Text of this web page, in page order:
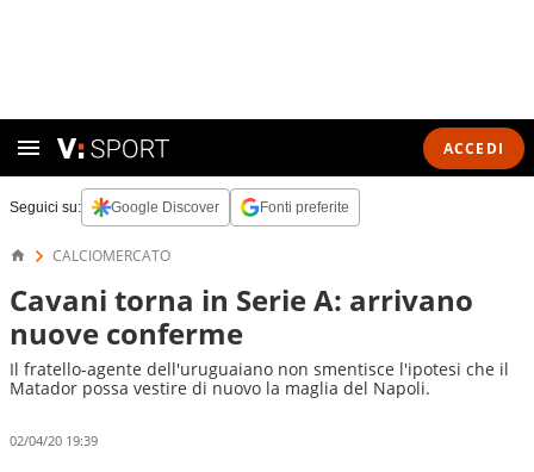
ACCEDI
Seguici su: Google Discover Fonti preferite
CALCIOMERCATO
Cavani torna in Serie A: arrivano
nuove conferme
Il fratello-agente dell'uruguaiano non smentisce l'ipotesi che il
Matador possa vestire di nuovo la maglia del Napoli.
02/04/20 19:39